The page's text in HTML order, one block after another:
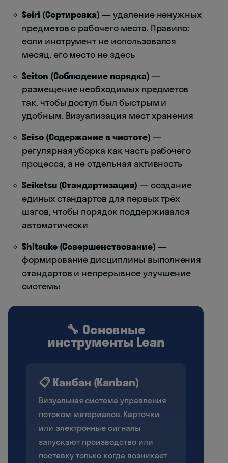
Seiri (Сортировка) — удаление ненужных
предметов с рабочего места. Правило:
если инструмент не использовался
месяц, его место не здесь
Seiton (Соблюдение порядка) —
размещение необходимых предметов
так, чтобы доступ был быстрым и
удобным. Визуализация мест хранения
Seiso (Содержание в чистоте) —
регулярная уборка как часть рабочего
процесса, а не отдельная активность
Seiketsu (Стандартизация) — создание
единых стандартов для первых трёх
шагов, чтобы порядок поддерживался
автоматически
Shitsuke (Совершенствование) —
формирование дисциплины выполнения
стандартов и непрерывное улучшение
системы
🔧 Основные
инструменты Lean
📋 Канбан (Kanban)
Визуальная система управления
потоком материалов. Карточки
или электронные сигналы
запускают производство или
поставку только когда возникает